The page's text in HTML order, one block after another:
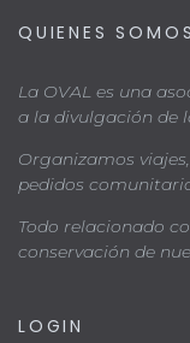
QUIENES SOMOS
La OVAL es una
a la divulgación de
Organizamos
pedidos
Todo relacionado
conservación de
LOGIN